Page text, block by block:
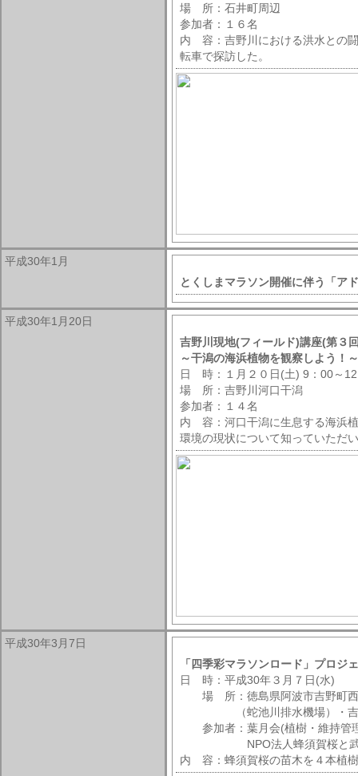
場 所：石井町周辺
参加者：１６名
内 容：吉野川における洪水との
転車で探訪した。
平成30年1月
とくしまマラソン開催に伴う「ア
平成30年1月20日
吉野川現地(フィールド)講座(第３
～干潟の海浜植物を観察しよう！
日 時：１月２０日(土) 9：00～
場 所：吉野川河口干潟
参加者：１４名
内 容：河口干潟に生息する海浜
環境の現状について知っていただ
平成30年3月7日
「四季彩マラソンロード」プロジ
日 時：平成30年３月７日(水)
場 所：徳島県阿波市吉野町西
（蛇池川排水機場）・
参加者：葉月会(植樹・維持管
NPO法人蜂須賀桜と武家
内 容：蜂須賀桜の苗木を４本植樹